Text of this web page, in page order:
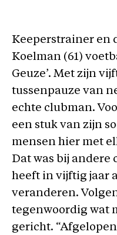
Keeperstrainer en
Koelman (61)
Geuze’. Met zijn
tussenpauze van
echte clubman.
een stuk van zijn
mensen hier met
Dat was bij andere
heeft in vijftig jaar
veranderen.
tegenwoordig wat
gericht.